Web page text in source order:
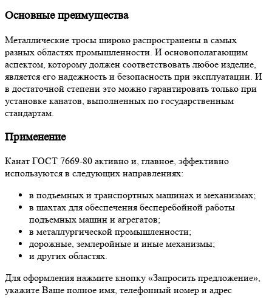
Основные преимущества
Металлические тросы широко распространены в самых
разных областях промышленности. И основополагающим
аспектом, которому должен соответствовать любое изделие,
является его надежность и безопасность при эксплуатации. И
в достаточной степени это можно гарантировать только при
установке канатов, выполненных по государственным
стандартам.
Применение
Канат ГОСТ 7669-80 активно и, главное, эффективно
используются в следующих направлениях:
в подъемных и транспортных машинах и механизмах;
в шахтах для обеспечения бесперебойной работы
подъемных машин и агрегатов;
в металлургической промышленности;
дорожные, землеройные и иные механизмы;
и других областях.
Для оформления нажмите кнопку «Запросить предложение»,
укажите Ваше полное имя, телефонный номер и адрес